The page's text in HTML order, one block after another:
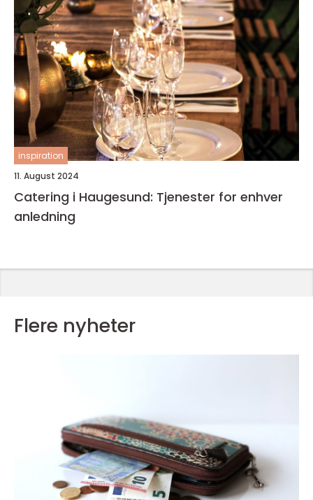
inspiration
11. August 2024
Catering i Haugesund: Tjenester for enhver
anledning
Flere nyheter